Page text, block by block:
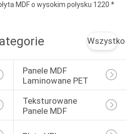
MDF o wysokim połysku 1220 *
Wszystko
Panele MDF
Laminowane PET
Teksturowane
Panele MDF